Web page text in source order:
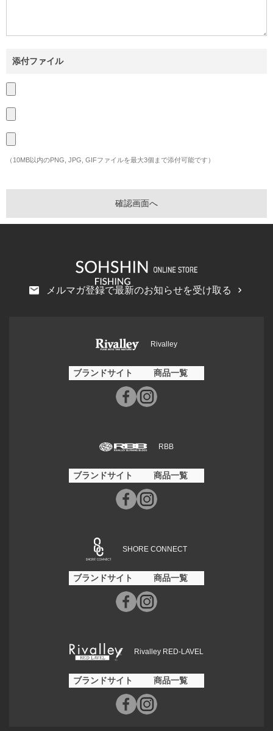
添付ファイル
（10MB以内のPNG, JPG, GIFファイルを最大3個まで添付可能です）
メルマガ登録で最新のお知らせを受け取る
Rivalley
ブランドサイト 商品一覧
RBB
ブランドサイト 商品一覧
SHORE CONNECT
ブランドサイト 商品一覧
Rivalley RED-LAVEL
ブランドサイト 商品一覧